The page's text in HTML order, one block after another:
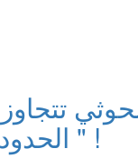
الحدود السعودية والزحف الى " الرياض " !